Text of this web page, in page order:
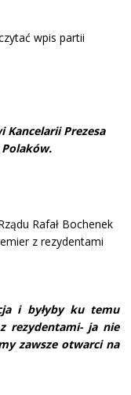
wpis partii
Kancelarii Prezesa
Rafał Bochenek
z rezydentami
i byłyby ku temu
rezydentami- ja nie
zawsze otwarci na